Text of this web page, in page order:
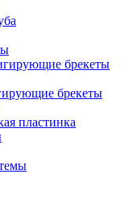
брекеты
брекеты
пластинка